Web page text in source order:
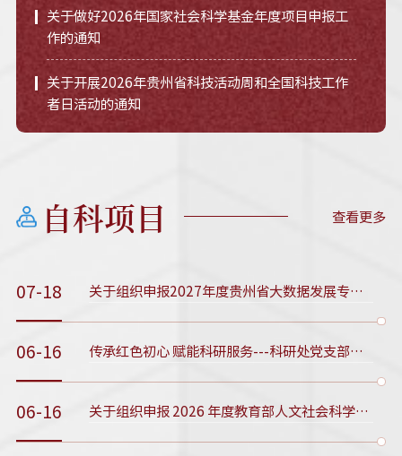
关于做好2026年国家社会科学基金年度项目申报工
作的通知
关于开展2026年贵州省科技活动周和全国科技工作
者日活动的通知
自科项目 查看更多
07-18 关于组织申报2027年度贵州省大数据发展专项资金支持项目的通知
06-16 传承红色初心 赋能科研服务---科研处党支部开展主题党日活动
06-16 关于组织申报 2026 年度教育部人文社会科学研究高校思政课教师研究专项的通知